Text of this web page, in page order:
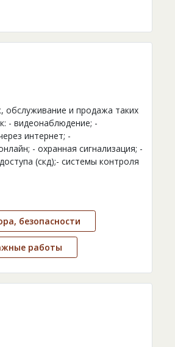
обслуживание и продажа таких
- видеонаблюдение; -
интернет; -
- охранная сигнализация; -
(скд);- системы контроля
безопасности
работы